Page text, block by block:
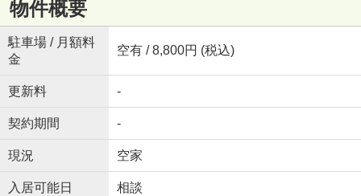
物件概要
駐車場 / 月額料
金
空有 / 8,800円 (税込)
更新料 -
契約期間 -
現況 空家
入居可能日 相談